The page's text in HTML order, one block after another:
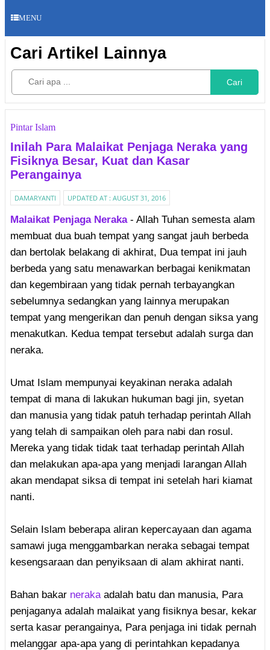
MENU
Cari Artikel Lainnya
Cari
Pintar Islam
Inilah Para Malaikat Penjaga Neraka yang
Fisiknya Besar, Kuat dan Kasar
Perangainya
DAMARYANTI UPDATED AT : AUGUST 31, 2016
Malaikat Penjaga Neraka- Allah Tuhan semesta alam
membuat dua buah tempat yang sangat jauh berbeda
dan bertolak belakang di akhirat, Dua tempat ini jauh
berbeda yang satu menawarkan berbagai kenikmatan
dan kegembiraan yang tidak pernah terbayangkan
sebelumnya sedangkan yang lainnya merupakan
tempat yang mengerikan dan penuh dengan siksa yang
menakutkan. Kedua tempat tersebut adalah surga dan
neraka.
Umat Islam mempunyai keyakinan neraka adalah
tempat di mana di lakukan hukuman bagi jin, syetan
dan manusia yang tidak patuh terhadap perintah Allah
yang telah di sampaikan oleh para nabi dan rosul.
Mereka yang tidak tidak taat terhadap perintah Allah
dan melakukan apa-apa yang menjadi larangan Allah
akan mendapat siksa di tempat ini setelah hari kiamat
nanti.
Selain Islam beberapa aliran kepercayaan dan agama
samawi juga menggambarkan neraka sebagai tempat
kesengsaraan dan penyiksaan di alam akhirat nanti.
Bahan bakar nerakaadalah batu dan manusia, Para
penjaganya adalah malaikat yang fisiknya besar, kekar
serta kasar perangainya, Para penjaga ini tidak pernah
melanggar apa-apa yang di perintahkan kepadanya